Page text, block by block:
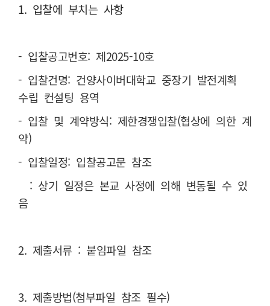
1. 입찰에 부치는 사항
- 입찰공고번호: 제2025-10호
- 입찰건명: 건양사이버대학교 중장기 발전계획
수립 컨설팅 용역
- 입찰 및 계약방식: 제한경쟁입찰(협상에 의한 계
약)
- 입찰일정: 입찰공고문 참조
: 상기 일정은 본교 사정에 의해 변동될 수 있
음
2. 제출서류 : 붙임파일 참조
3. 제출방법(첨부파일 참조 필수)